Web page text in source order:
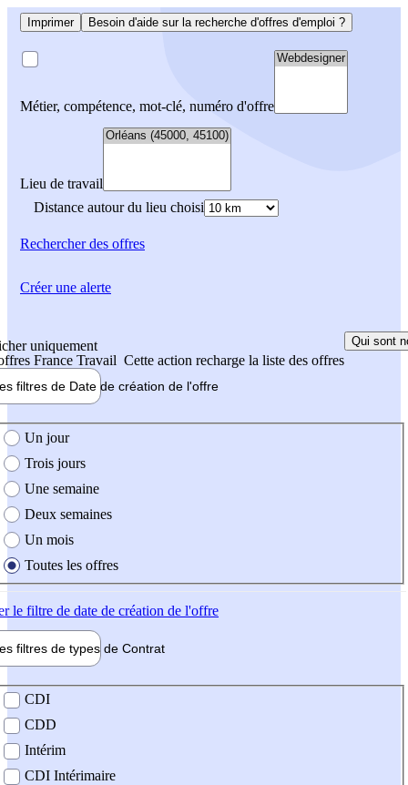
Imprimer Besoin d'aide sur la recherche d'offres d'emploi ?
Métier, compétence, mot-clé, numéro d'offre
Lieu de travail
Distance autour du lieu choisi
Rechercherdes offres
uniquement
France Travail Cette action recharge la liste des offres
Qui sont
filtres de Date de création de l'offre
création de l'offre
Un jour
Trois jours
Une semaine
Deux semaines
Un mois
Toutes les offres
le filtre de date de création de l'offre
filtres de types de Contrat
contrat
CDI
CDD
Intérim
CDI Intérimaire
Créer une alerte